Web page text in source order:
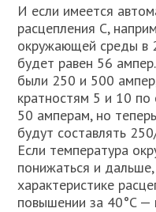
И если имеется
расцепления C,
окружающей среды в
будет равен 56
были 250 и 500
кратностям 5 и 10
50 амперам, но
будут составлять
Если температура
понижаться и
характеристике
повышении за 40°C —